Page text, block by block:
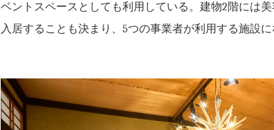
ベントスペースとしても利用している。建物2階には
入居することも決まり、5つの事業者が利用する施設に